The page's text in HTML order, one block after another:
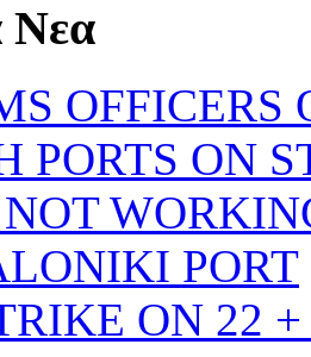
Νεα
OFFICERS
PORTS ON
PORT
ON 22